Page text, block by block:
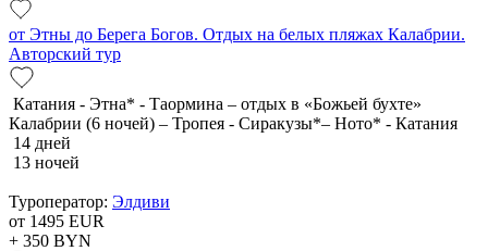
от Этны до Берега Богов. Отдых на белых пляжах Калабрии.
Авторский тур
Катания - Этна* - Таормина – отдых в «Божьей бухте»
Калабрии (6 ночей) – Тропея - Сиракузы*– Ното* - Катания
14 дней
13 ночей
Туроператор: Элдиви
от 1495 EUR
+ 350 BYN